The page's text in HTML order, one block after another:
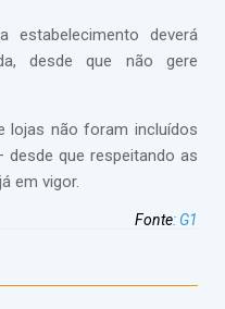
estabelecimento deverá
desde que não gere
lojas não foram incluídos
que respeitando as
em vigor.
Fonte: G1